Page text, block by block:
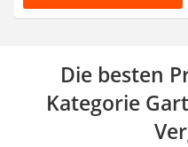
Die besten
Kategorie